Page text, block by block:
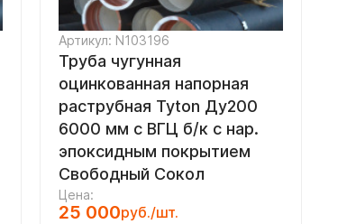
Артикул: N103196
Труба чугунная
оцинкованная напорная
раструбная Tyton Ду200
6000 мм с ВГЦ б/к с нар.
эпоксидным покрытием
Свободный Сокол
Цена:
25 000руб./шт.